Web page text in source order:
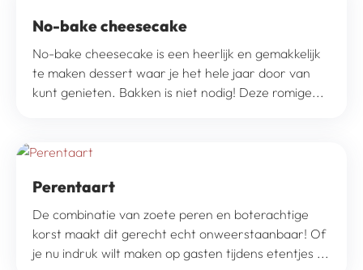
No-bake cheesecake
No-bake cheesecake is een heerlijk en gemakkelijk
te maken dessert waar je het hele jaar door van
kunt genieten. Bakken is niet nodig! Deze romige...
Perentaart
De combinatie van zoete peren en boterachtige
korst maakt dit gerecht echt onweerstaanbaar! Of
je nu indruk wilt maken op gasten tijdens etentjes ...